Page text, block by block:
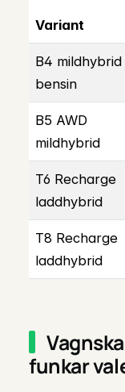
Variant
B4 mildhybrid
bensin
B5 AWD
mildhybrid
T6 Recharge
laddhybrid
T8 Recharge
laddhybrid
funkar